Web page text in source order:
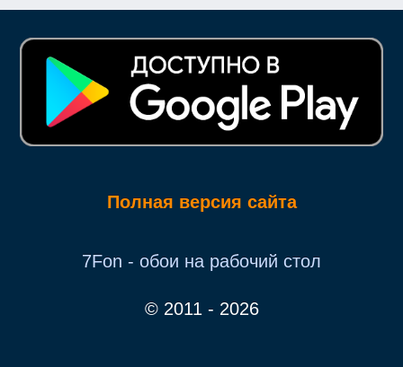
Полная версия сайта
7Fon - обои на рабочий стол
© 2011 - 2026